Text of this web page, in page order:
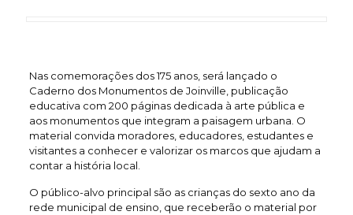
Nas comemorações dos 175 anos, será lançado o
Caderno dos Monumentos de Joinville, publicação
educativa com 200 páginas dedicada à arte pública e
aos monumentos que integram a paisagem urbana. O
material convida moradores, educadores, estudantes e
visitantes a conhecer e valorizar os marcos que ajudam a
contar a história local.
O público-alvo principal são as crianças do sexto ano da
rede municipal de ensino, que receberão o material por